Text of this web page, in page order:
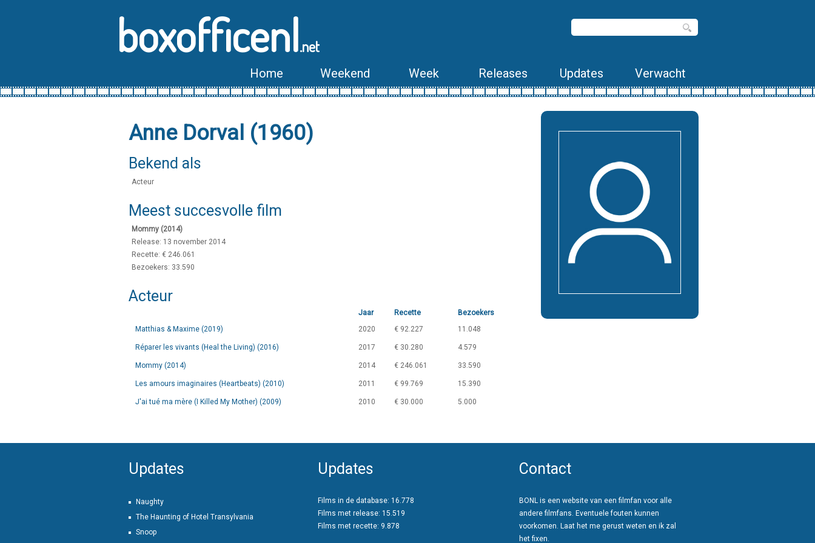
boxofficenl.net
Home Weekend Week Releases Updates Verwacht
Anne Dorval (1960)
Bekend als
Acteur
Meest succesvolle film
Mommy (2014)
Release: 13 november 2014
Recette: € 246.061
Bezoekers: 33.590
Acteur
Jaar Recette
Bezoekers
Matthias & Maxime (2019)
2020 € 92.227 11.048
Réparer les vivants (Heal the Living) (2016) 2017 € 30.280 4.579
Mommy (2014) 2014 € 246.061 33.590
Les amours imaginaires (Heartbeats) (2010) 2011 € 99.769 15.390
J'ai tué ma mère (I Killed My Mother) (2009) 2010 € 30.000 5.000
Updates
Naughty
The Haunting of Hotel Transylvania
Snoop
Updates
Films in de database: 16.778
Films met release: 15.519
Films met recette: 9.878
Contact
BONL is een website van een filmfan voor alle
andere filmfans. Eventuele fouten kunnen
voorkomen. Laat het me gerust weten en ik zal
het fixen.